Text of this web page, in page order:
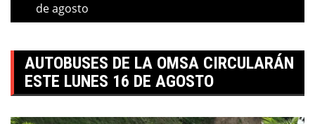
de agosto
AUTOBUSES DE LA OMSA CIRCULARÁN
ESTE LUNES 16 DE AGOSTO